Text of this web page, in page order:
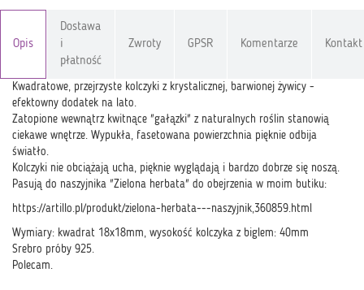
Opis
Dostawa
i
płatność
Zwroty GPSR Komentarze Kontakt
Kwadratowe, przejrzyste kolczyki z krystalicznej, barwionej żywicy -
efektowny dodatek na lato.
Zatopione wewnątrz kwitnące "gałązki" z naturalnych roślin stanowią
ciekawe wnętrze. Wypukła, fasetowana powierzchnia pięknie odbija
światło.
Kolczyki nie obciążają ucha, pięknie wyglądają i bardzo dobrze się noszą.
Pasują do naszyjnika "Zielona herbata" do obejrzenia w moim butiku:
https://artillo.pl/produkt/zielona-herbata---naszyjnik,360859.html
Wymiary: kwadrat 18x18mm, wysokość kolczyka z biglem: 40mm
Srebro próby 925.
Polecam.